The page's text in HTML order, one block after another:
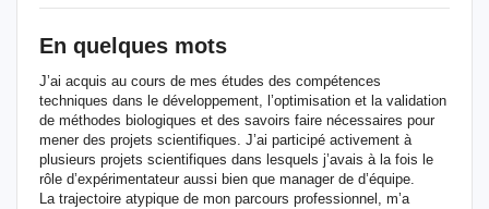
En quelques mots
J’ai acquis au cours de mes études des compétences
techniques dans le développement, l’optimisation et la validation
de méthodes biologiques et des savoirs faire nécessaires pour
mener des projets scientifiques. J’ai participé activement à
plusieurs projets scientifiques dans lesquels j’avais à la fois le
rôle d’expérimentateur aussi bien que manager de d’équipe.
La trajectoire atypique de mon parcours professionnel, m’a